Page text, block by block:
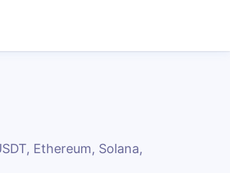
Ethereum, Solana,